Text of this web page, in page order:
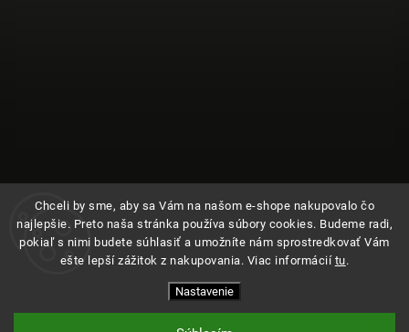
Chceli by sme, aby sa Vám na našom e-shope nakupovalo čo
najlepšie. Preto naša stránka používa súbory cookies. Budeme radi,
pokiaľ s nimi budete súhlasiť a umožníte nám sprostredkovať Vám
ešte lepší zážitok z nakupovania. Viac informácií tu.
Nastavenie
Sledovať na Instagrame
Copyright 2026Kde bolo. Všetky práva vyhradené.